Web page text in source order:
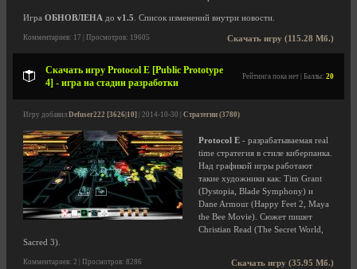
Игра ОБНОВЛЕНА до v1.5 . Список изменений внутри новости.
Скачать игру (115.28 Мб.)
Комментариев: 17 | Просмотров: 19605
Скачать игру Protocol E [Public Prototype
4] - игра на стадии разработки
Рейтинга пока нет | Баллы: 20
Игру добавил Defuser222 [3626|10] | 2014-10-30 | Стратегии (3780)
Protocol E - разрабатываемая real
time стратегия в стиле киберпанка.
Над графикой игры работают
такие художники как: Tim Grant
(Dystopia, Blade Symphony) и
Dane Armour (Happy Feet 2, Maya
the Bee Movie). Сюжет пишет
Christian Read (The Secret World,
Sacred 3).
Скачать игру (35.95 Мб.)
Комментариев: 2 | Просмотров: 8286